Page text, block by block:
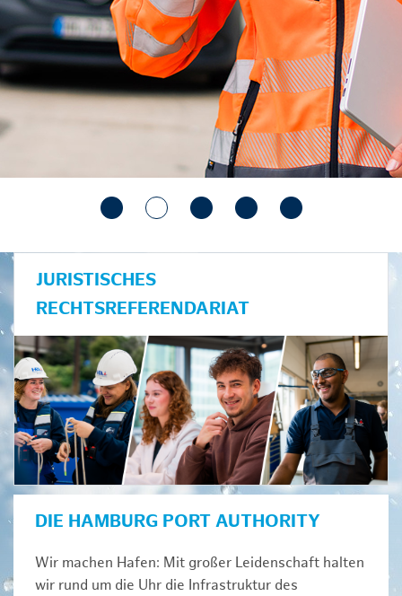
JURISTISCHES
RECHTSREFERENDARIAT
DIE HAMBURG PORT AUTHORITY
Wir machen Hafen: Mit großer Leidenschaft halten
wir rund um die Uhr die Infrastruktur des